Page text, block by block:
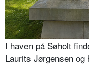
I haven på Søholt
Laurits Jørgensen